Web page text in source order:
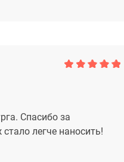
Спасибо за
легче наносить!